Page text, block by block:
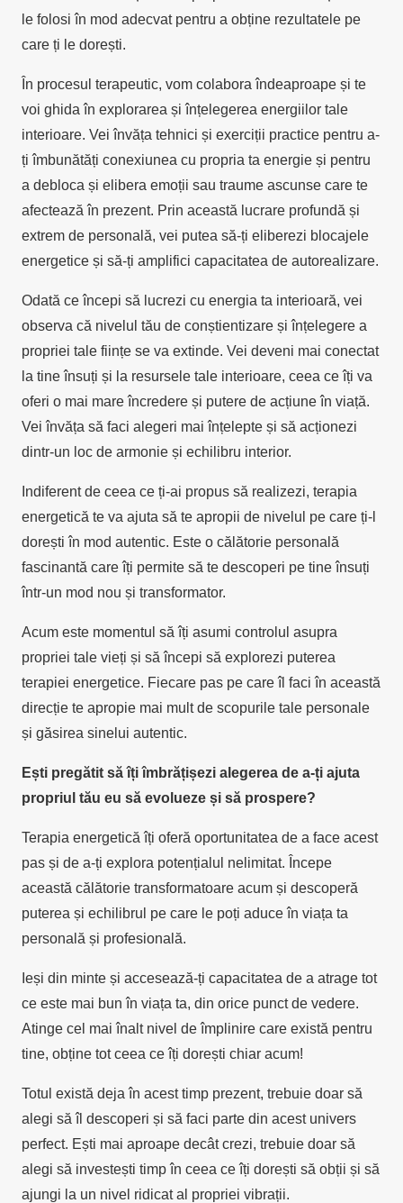
le folosi în mod adecvat pentru a obține rezultatele pe
care ți le dorești.
În procesul terapeutic, vom colabora îndeaproape și te
voi ghida în explorarea și înțelegerea energiilor tale
interioare. Vei învăța tehnici și exerciții practice pentru a-
ți îmbunătăți conexiunea cu propria ta energie și pentru
a debloca și elibera emoții sau traume ascunse care te
afectează în prezent. Prin această lucrare profundă și
extrem de personală, vei putea să-ți eliberezi blocajele
energetice și să-ți amplifici capacitatea de autorealizare.
Odată ce începi să lucrezi cu energia ta interioară, vei
observa că nivelul tău de conștientizare și înțelegere a
propriei tale ființe se va extinde. Vei deveni mai conectat
la tine însuți și la resursele tale interioare, ceea ce îți va
oferi o mai mare încredere și putere de acțiune în viață.
Vei învăța să faci alegeri mai înțelepte și să acționezi
dintr-un loc de armonie și echilibru interior.
Indiferent de ceea ce ți-ai propus să realizezi, terapia
energetică te va ajuta să te apropii de nivelul pe care ți-l
dorești în mod autentic. Este o călătorie personală
fascinantă care îți permite să te descoperi pe tine însuți
într-un mod nou și transformator.
Acum este momentul să îți asumi controlul asupra
propriei tale vieți și să începi să explorezi puterea
terapiei energetice. Fiecare pas pe care îl faci în această
direcție te apropie mai mult de scopurile tale personale
și găsirea sinelui autentic.
Ești pregătit să îți îmbrățișezi alegerea de a-ți ajuta
propriul tău eu să evolueze și să prospere?
Terapia energetică îți oferă oportunitatea de a face acest
pas și de a-ți explora potențialul nelimitat. Începe
această călătorie transformatoare acum și descoperă
puterea și echilibrul pe care le poți aduce în viața ta
personală și profesională.
Ieși din minte și accesează-ți capacitatea de a atrage tot
ce este mai bun în viața ta, din orice punct de vedere.
Atinge cel mai înalt nivel de împlinire care există pentru
tine, obține tot ceea ce îți dorești chiar acum!
Totul există deja în acest timp prezent, trebuie doar să
alegi să îl descoperi și să faci parte din acest univers
perfect. Ești mai aproape decât crezi, trebuie doar să
alegi să investești timp în ceea ce îți dorești să obții și să
ajungi la un nivel ridicat al propriei vibrații.